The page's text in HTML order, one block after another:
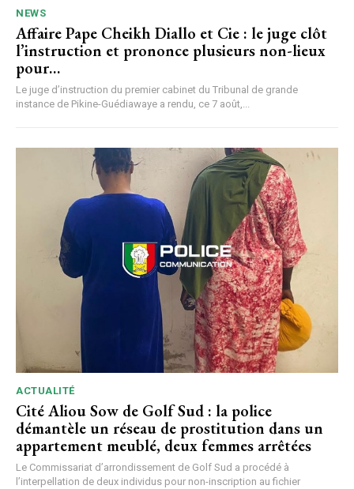
NEWS
Affaire Pape Cheikh Diallo et Cie : le juge clôt
l’instruction et prononce plusieurs non-lieux
pour…
Le juge d’instruction du premier cabinet du Tribunal de grande
instance de Pikine-Guédiawaye a rendu, ce 7 août,...
ACTUALITÉ
Cité Aliou Sow de Golf Sud : la police
démantèle un réseau de prostitution dans un
appartement meublé, deux femmes arrêtées
Le Commissariat d’arrondissement de Golf Sud a procédé à
l’interpellation de deux individus pour non-inscription au fichier